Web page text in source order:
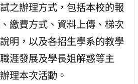
之辦理方式，包括本校的報
繳費方式、資料上傳、梯次
明，以及各招生學系的教學
涯發展及學長姐解惑等主
理本次活動。